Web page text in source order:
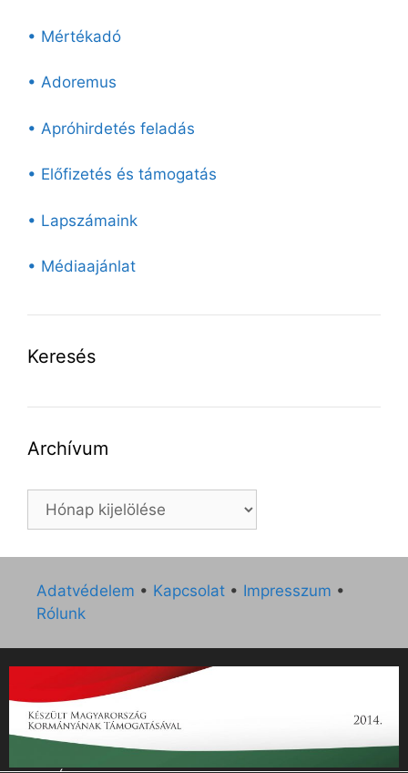
• Mértékadó
• Adoremus
• Apróhirdetés feladás
• Előfizetés és támogatás
• Lapszámaink
• Médiaajánlat
Keresés
Archívum
Archívum
Adatvédelem • Kapcsolat • Impresszum •
Rólunk